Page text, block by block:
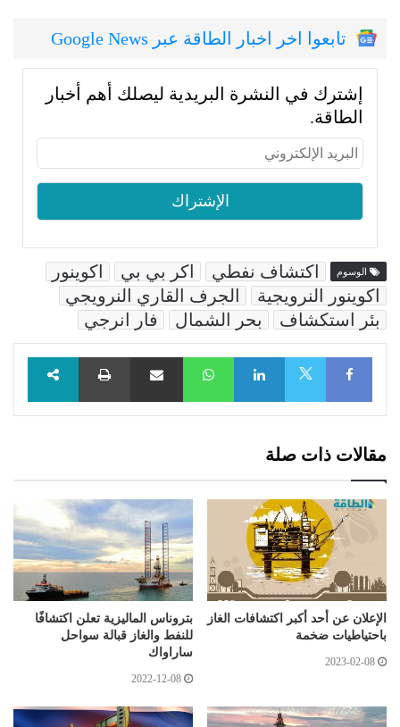
تابعوا اخر اخبار الطاقة عبر Google News
إشترك في النشرة البريدية ليصلك أهم أخبار
الطاقة.
الوسوم اكتشاف نفطي اكر بي بي
اكوينور
اكوينور النرويجية
الجرف القاري النرويجي
بئر استكشاف
بحر الشمال فار انرجي
Facebook
LinkedIn
WhatsAppمشاركة عبر البريد طباعة
مقالات ذات صلة
الإعلان عن أحد أكبر اكتشافات الغاز
باحتياطيات ضخمة
2023-02-08
بتروناس الماليزية تعلن اكتشافًا
للنفط والغاز قبالة سواحل
ساراواك
2022-12-08